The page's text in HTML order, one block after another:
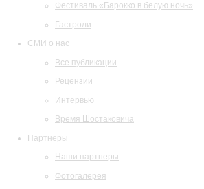
Фестиваль «Барокко в белую ночь»
Гастроли
СМИ о нас
Все публикации
Рецензии
Интервью
Время Шостаковича
Партнеры
Наши партнеры
Фотогалерея